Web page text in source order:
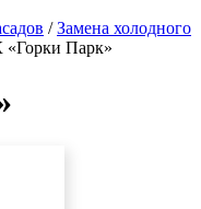
/Замена холодного
Парк»